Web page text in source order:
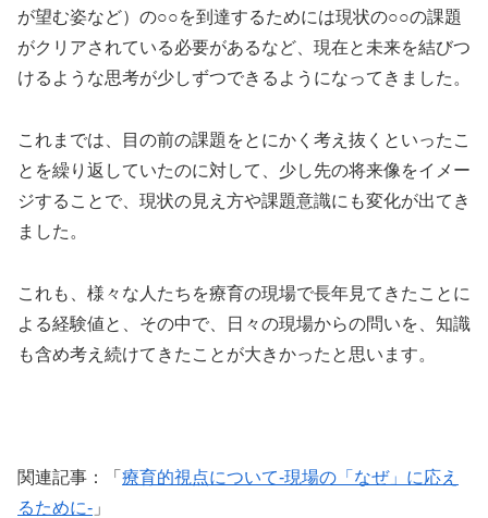
が望む姿など）の○○を到達するためには現状の○○の課題
がクリアされている必要があるなど、現在と未来を結びつ
けるような思考が少しずつできるようになってきました。
これまでは、目の前の課題をとにかく考え抜くといったこ
とを繰り返していたのに対して、少し先の将来像をイメー
ジすることで、現状の見え方や課題意識にも変化が出てき
ました。
これも、様々な人たちを療育の現場で長年見てきたことに
よる経験値と、その中で、日々の現場からの問いを、知識
も含め考え続けてきたことが大きかったと思います。
関連記事：「 療育的視点について-現場の「なぜ」に応え
るために- 」